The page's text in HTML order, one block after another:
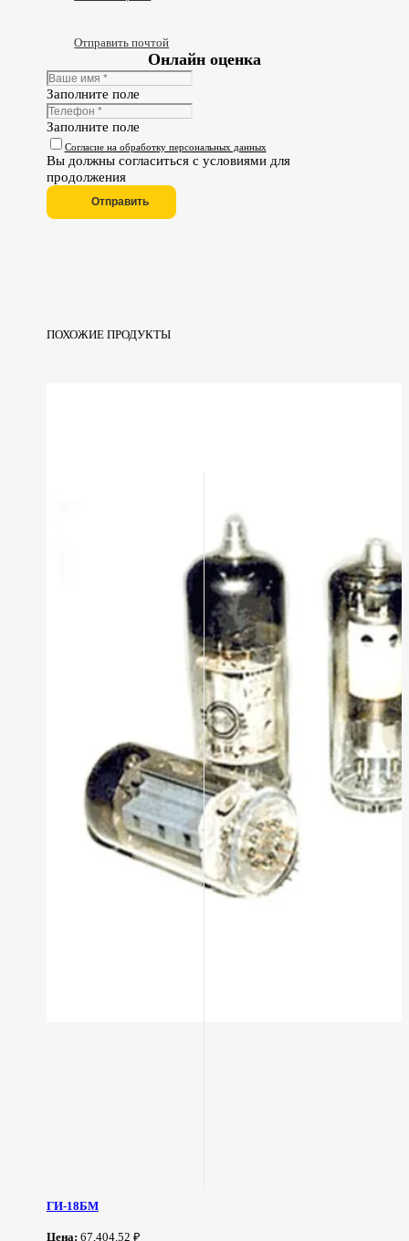
Отправить почтой
Онлайн оценка
Заполните поле
Заполните поле
Согласие на обработку персональных данных
Вы должны согласиться с условиями для
продолжения
Отправить
ПОХОЖИЕ ПРОДУКТЫ
ГИ-18БМ
Цена: 67,404.52 ₽